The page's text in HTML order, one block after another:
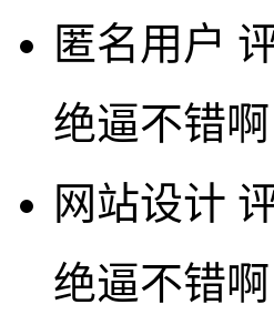
匿名用户
绝逼不错啊
网站设计
绝逼不错啊